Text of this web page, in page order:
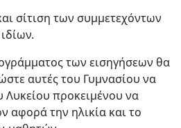
σίτιση των συμμετεχόντων
των εισηγήσεων θα
αυτές του Γυμνασίου να
προκειμένου να
αφορά την ηλικία και το